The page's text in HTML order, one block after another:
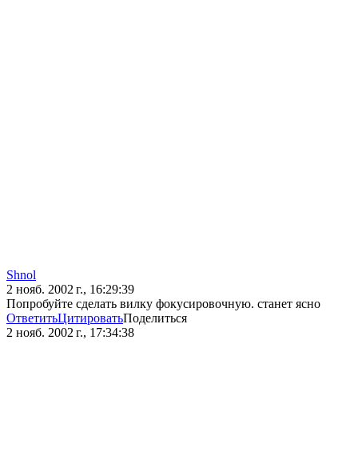
Shnol
2 нояб. 2002 г., 16:29:39
Попробуйте сделать вилку фокусировочную. станет ясно
ОтветитьЦитироватьПоделиться
2 нояб. 2002 г., 17:34:38